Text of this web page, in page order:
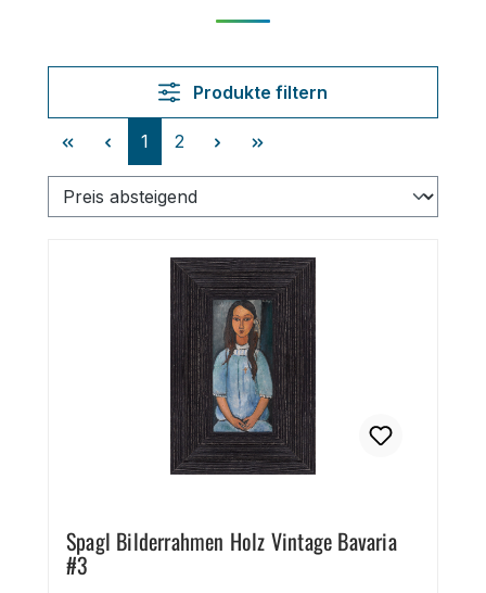
Produkte filtern
Seite
1 Seite
2
Spagl Bilderrahmen Holz Vintage Bavaria
#3